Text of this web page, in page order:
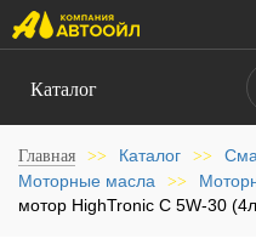
Каталог
Главная >> Каталог >>
Моторные масла >>
мотор HighTronic C 5W-30